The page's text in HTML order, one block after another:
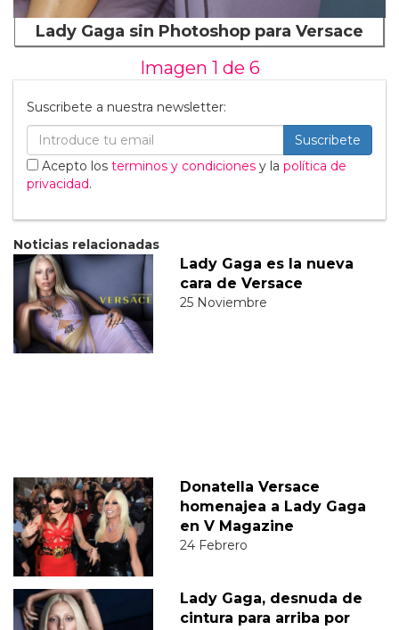
Lady Gaga sin Photoshop para Versace
Imagen 1 de 6
Suscribete a nuestra newsletter:
Suscribete
Acepto los terminos y condiciones y la política de
privacidad.
Noticias relacionadas
Lady Gaga es la nueva
cara de Versace
25 Noviembre
Donatella Versace
homenajea a Lady Gaga
en V Magazine
24 Febrero
Lady Gaga, desnuda de
cintura para arriba por